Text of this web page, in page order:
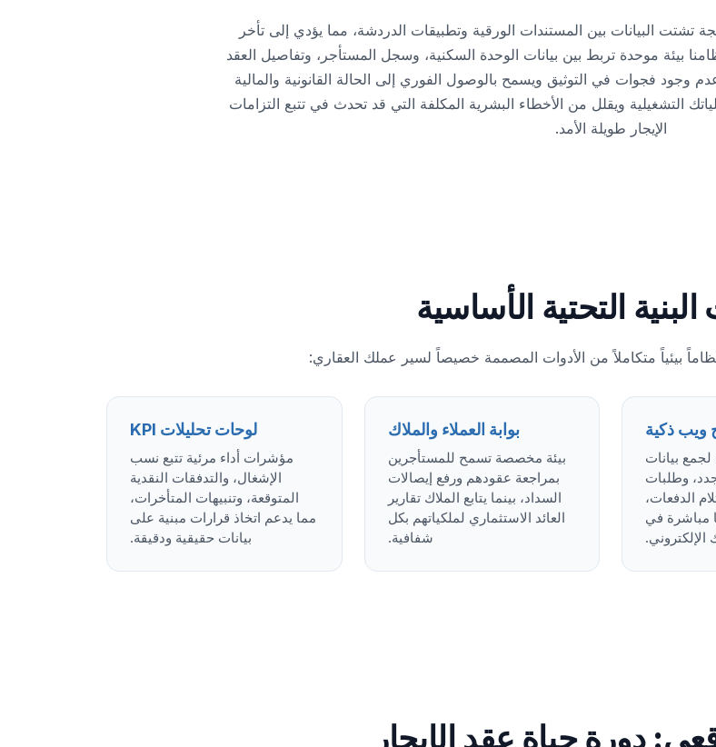
تشتت البيانات بين المستندات الورقية وتطبيقات الدردشة، مما يؤدي إلى تأخر
بيئة موحدة تربط بين بيانات الوحدة السكنية، وسجل المستأجر، وتفاصيل العقد
فجوات في التوثيق ويسمح بالوصول الفوري إلى الحالة القانونية والمالية
التشغيلية ويقلل من الأخطاء البشرية المكلفة التي قد تحدث في تتبع التزامات
الإيجار طويلة الأمد.
التحتية الأساسية
بيئياً متكاملاً من الأدوات المصممة خصيصاً لسير عملك العقاري:
ويب ذكية
بيانات
وطلبات
الدفعات،
مباشرة في
بوابة العملاء والملاك
بيئة مخصصة تسمح للمستأجرين
بمراجعة عقودهم ورفع إيصالات
السداد، بينما يتابع الملاك تقارير
العائد الاستثماري لملكياتهم بكل
شفافية.
لوحات تحليلات KPI
مؤشرات أداء مرئية تتبع نسب
الإشغال، والتدفقات النقدية
المتوقعة، وتنبيهات المتأخرات،
مما يدعم اتخاذ قرارات مبنية على
بيانات حقيقية ودقيقة.
دورة حياة عقد الإيجار